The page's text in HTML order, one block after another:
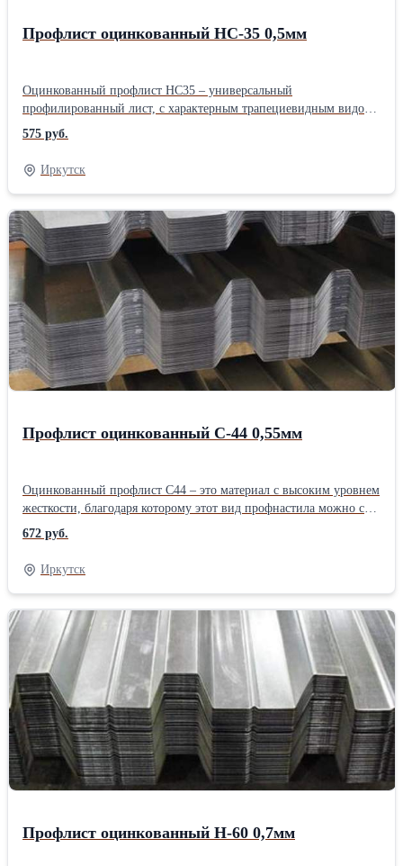
Профлист оцинкованный НС-35 0,5мм
Оцинкованный профлист НС35 – универсальный
профилированный лист, с характерным трапециевидным видом
профиля и дополнительными углами жесткости. Ребра жесткости
высотой 35 мм и шириной 70 мм, симметрично расположены в
обе стороны – лицевую и обратную, при этом на них
присутствуют специальные канавки, которые придают
оцинкованному листу НС35 дополнительную прочность и
устойчивость к перегибу. Этот прочный профлист используют
для кровельных покрытий в районах со сложным климатом, с
высокими снеговыми и ветровыми нагрузками, а также при
строительстве быстровозводимых зданий (складов, ангаров,
киосков, торговых центров …). И конечно с помощью НС35
профлиста собирают сэндвич-панели. Подробнее о Профлисте
НС35
575 руб.
Иркутск
Профлист оцинкованный С-44 0,55мм
Оцинкованный профлист С44 – это материал с высоким уровнем
жесткости, благодаря которому этот вид профнастила можно с
успехом применять в качестве: кровельного покрытия, основных
несущих элементов быстровозводимых зданий, материала для
изготовления киосков, павильонов, бытовок, гаражей,
ограждений, несъемной опалубки для железобетонных
перекрытий, в производстве сэндвич-панелей.
Профилированный лист С-44 может быть оцинкованным или на
его поверхность могут быть нанесены различные покрытия:
обычный и модифицированный полиэстер, пластизол,
полиуретан, алюмоцинк, PVDF. Профлист С44 можно
применять для особых задач, при эксплуатации объектов в
агрессивной среде (морская вода, химические и техногенные
производства), в животноводстве и сельском хозяйстве,
специальных лабораториях, в холодильных камерах и на
производстве пищевых продуктов. Подробнее о профлисте С-44
672 руб.
Иркутск
Профлист оцинкованный Н-60 0,7мм